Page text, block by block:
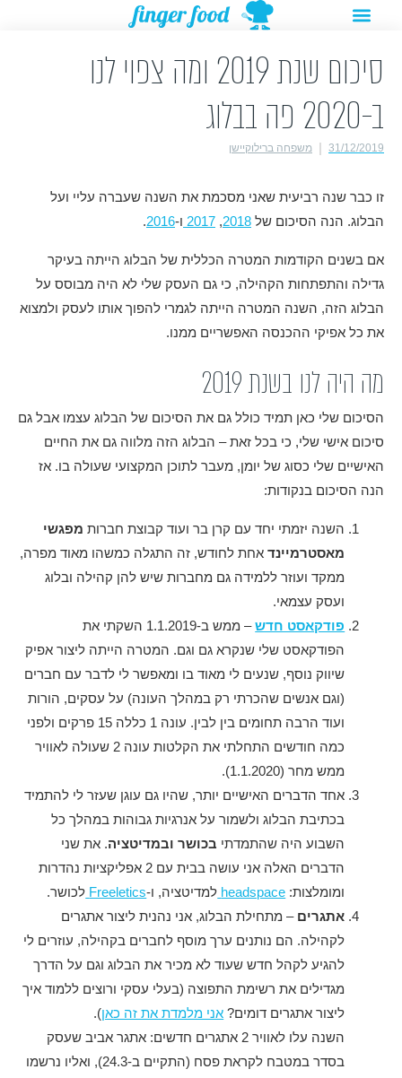
תפריט
סיכום שנת 2019 ומה צפוי לנו
ב-2020 פה בבלוג
31/12/2019 משפחה ברילוקיישן
זו כבר שנה רביעית שאני מסכמת את השנה שעברה עליי ועל
הבלוג. הנה הסיכום של 2018
,
2017 ו-2016
.
אם בשנים הקודמות המטרה הכללית של הבלוג הייתה בעיקר
גדילה והתפתחות הקהילה, כי גם העסק שלי לא היה מבוסס על
הבלוג הזה, השנה המטרה הייתה לגמרי להפוך אותו לעסק ולמצוא
את כל אפיקי ההכנסה האפשריים ממנו.
מה היה לנו בשנת 2019
הסיכום שלי כאן תמיד כולל גם את הסיכום של הבלוג עצמו אבל גם
סיכום אישי שלי, כי בכל זאת – הבלוג הזה מלווה גם את החיים
האישיים שלי כסוג של יומן, מעבר לתוכן המקצועי שעולה בו. אז
הנה הסיכום בנקודות:
השנה יזמתי יחד עם קרן בר ועוד קבוצת חברות מפגשי
מאסטרמיינדאחת לחודש, זה התגלה כמשהו מאוד מפרה,
ממקד ועוזר ללמידה גם מחברות שיש להן קהילה ובלוג
ועסק עצמאי.
פודקאסט חדש
– ממש ב-1.1.2019 השקתי את
הפודקאסט שלי שנקרא גם וגם. המטרה הייתה ליצור אפיק
שיווק נוסף, שנעים לי מאוד בו ומאפשר לי לדבר עם חברים
(וגם אנשים שהכרתי רק במהלך העונה) על עסקים, הורות
ועוד הרבה תחומים בין לבין. עונה 1 כללה 15 פרקים ולפני
כמה חודשים התחלתי את הקלטות עונה 2 שעולה לאוויר
ממש מחר (1.1.2020).
אחד הדברים האישיים יותר, שהיו גם עוגן שעזר לי להתמיד
בכתיבת הבלוג ולשמור על אנרגיות גבוהות במהלך כל
השבוע היה שהתמדתי בכושר ובמדיטציה. את שני
הדברים האלה אני עושה בבית עם 2 אפליקציות נהדרות
ומומלצות: headspace למדיטציה, ו-Freeletics לכושר.
אתגרים– מתחילת הבלוג, אני נהנית ליצור אתגרים
לקהילה. הם נותנים ערך מוסף לחברים בקהילה, עוזרים לי
להגיע לקהל חדש שעוד לא מכיר את הבלוג וגם על הדרך
מגדילים את רשימת התפוצה (בעלי עסקי ורוצים ללמוד איך
ליצור אתגרים דומים? אני מלמדת את זה כאן).
השנה עלו לאוויר 2 אתגרים חדשים: אתגר אביב שעסק
בסדר במטבח לקראת פסח (התקיים ב-24.3), ואליו נרשמו